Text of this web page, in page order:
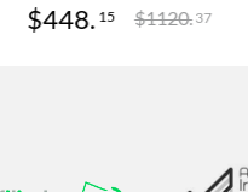
$448. 15 $1120. 37